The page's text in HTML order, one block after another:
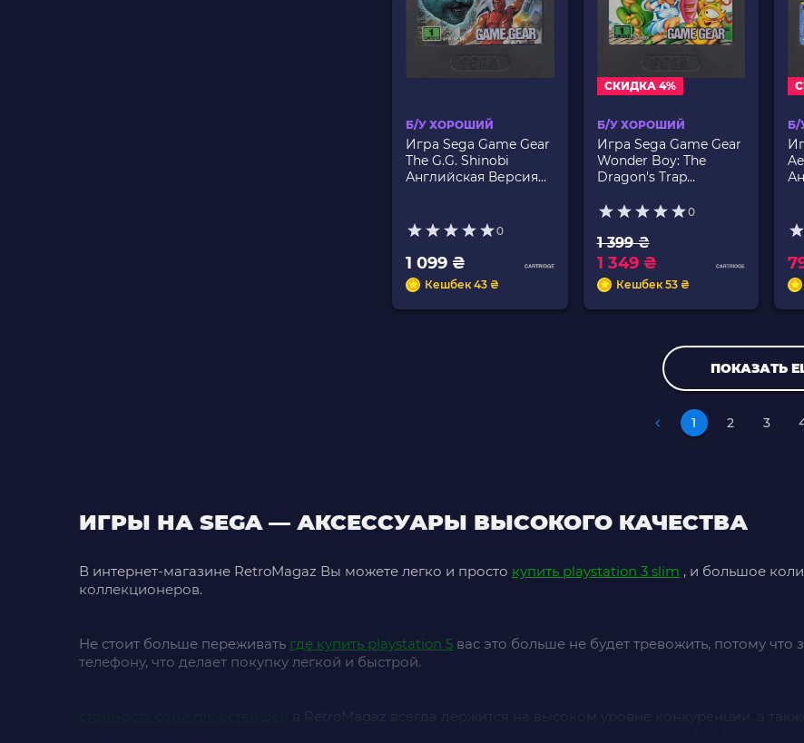
Б/У ХОРОШИЙ
Игра Sega Game Gear
The G.G. Shinobi
Английская Версия
0
1 099 ₴
Кешбек 43 ₴
СКИДКА 4%
Б/У ХОРОШИЙ
Игра Sega Game Gear
Wonder Boy: The
Dragon's Trap
Только Картридж Б/У
0
1 399 ₴
1 349 ₴
Кешбек 53 ₴
Б/
ПОКАЗАТЬ
1 2 3
ИГРЫ НА SEGA — АКСЕССУАРЫ ВЫСОКОГО КАЧЕСТВА
В интернет-магазине RetroMagaz Вы можете легко и просто купить playstation 3 slim , и большое
коллекционеров.
Не стоит больше переживать где купить playstation 5 вас это больше не будет тревожить, потому что
телефону, что делает покупку легкой и быстрой.
в RetroMagaz всегда держится на высоком уровне конкуренции, а